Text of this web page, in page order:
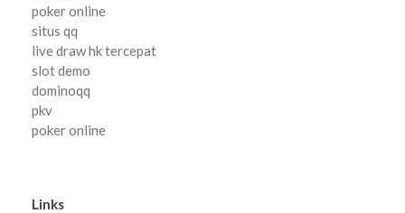
poker online
situs qq
live draw hk tercepat
slot demo
dominoqq
pkv
poker online
Links